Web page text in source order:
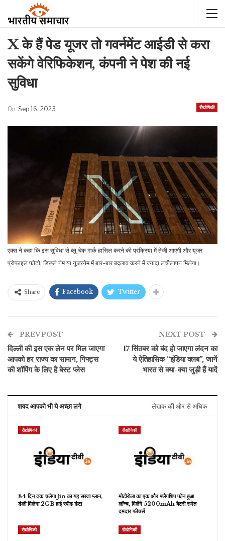
X के हैं पेड यूजर तो गवर्नमेंट आईडी से करा
सकेंगे वेरिफिकेशन, कंपनी ने पेश की नई
सुविधा
रौद्योगिकी
On Sep 16, 2023
एक्स ने कहा कि इस सुविधा से ब्लू चेक मार्क हासिल करने की प्रक्रिया में तेजी आएगी और यूजर
प्रोफाइल फोटो, डिस्प्ले नेम या यूजरनेम में बार-बार बदलाव करने में ज्यादा लचीलापन मिलेगा।
Share Facebook Twitter
PREV POST
दिल्ली की इस एक लेन पर मिल जाएगा
आपको हर राज्य का सामान, गिफ्ट्स
की शॉपिंग के लिए है बेस्ट प्लेस
NEXT POST
17 सिंतबर को बंद हो जाएगा लंदन का
ये ऐतिहासिक “इंडिया क्लब”, जानें
भारत से क्या-क्या जुड़ी हैं यादें
शयद आपको भी ये अच्छा लगे लेखक की ओर से अधिक
रौद्योगिकी
84 दिन तक चलेगा Jio का यह सस्ता प्लान,
डेली मिलेगा 2GB हाई स्पीड डेटा
रौद्योगिकी
मोटोरोला का एक और फ्लैगशिप फोन हुआ
लॉन्च, मिलेंगे 5200mAh बैटरी समेत
दमदार फीचर्स
रौद्योगिकी रौद्योगिकी